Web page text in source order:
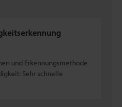
und Erkennungsmethode
Sehr schnelle